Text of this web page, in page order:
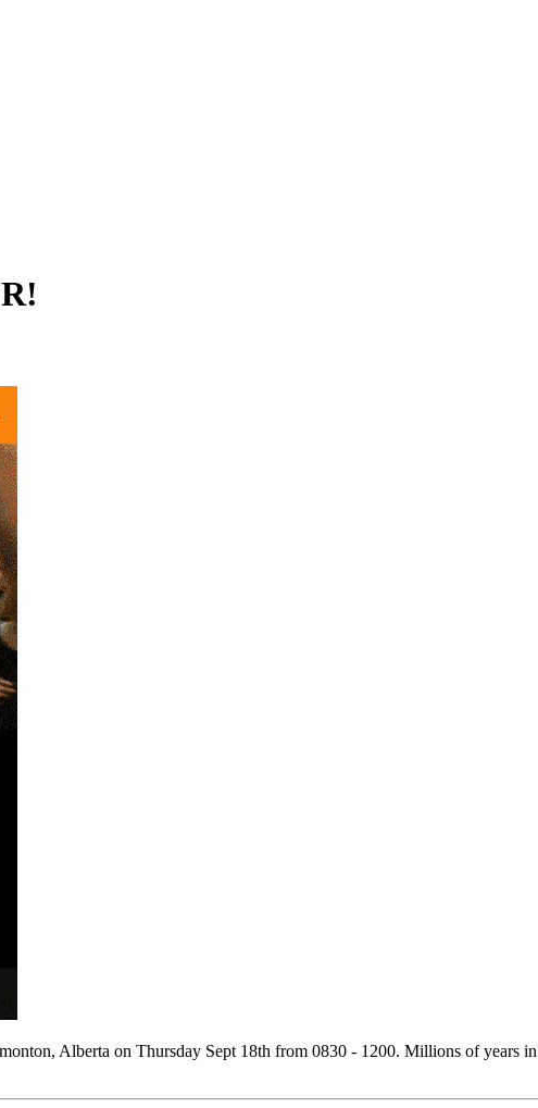
Alberta on Thursday Sept 18th from 0830 - 1200. Millions of years